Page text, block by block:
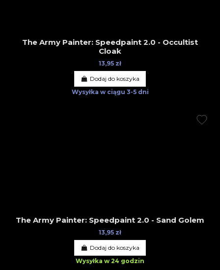
The Army Painter: Speedpaint 2.0 - Occultist
Cloak
13,95 zł
Dodaj do koszyka
Wysyłka w ciągu 3-5 dni
The Army Painter: Speedpaint 2.0 - Sand Golem
13,95 zł
Dodaj do koszyka
Wysyłka w 24 godzin